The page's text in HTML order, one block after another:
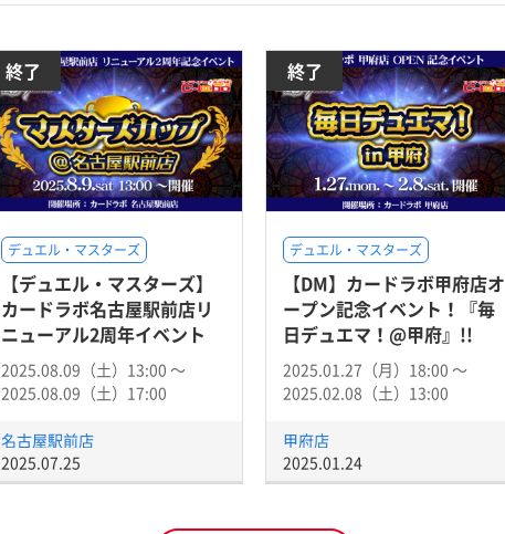
終了
デュエル・マスターズ
【デュエル・マスターズ】
カードラボ名古屋駅前店リ
ニューアル2周年イベント
2025.08.09（土）13:00 〜
2025.08.09（土）17:00
名古屋駅前店
2025.07.25
終了
デュエル・マスターズ
【DM】カードラボ甲府店オ
ープン記念イベント！『毎
日デュエマ！@甲府』!!
2025.01.27（月）18:00 〜
2025.02.08（土）13:00
甲府店
2025.01.24